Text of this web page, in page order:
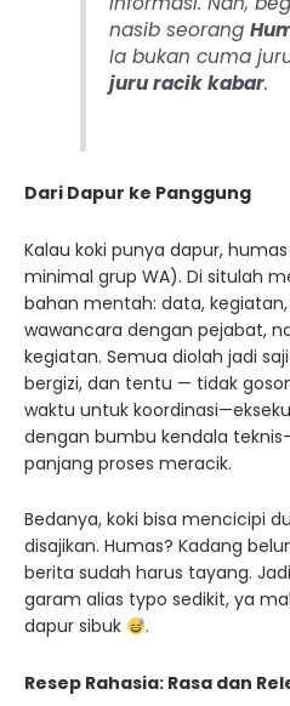
nasib seorang
Ia bukan cuma
juru racik kabar.
Dari Dapur ke Panggung
Kalau koki punya dapur,
minimal grup WA). Di situlah
bahan mentah: data, kegiatan,
wawancara dengan pejabat,
kegiatan. Semua diolah jadi
bergizi, dan tentu — tidak
waktu untuk
dengan bumbu kendala
panjang proses meracik.
Bedanya, koki bisa mencicipi
disajikan. Humas? Kadang
berita sudah harus tayang.
garam alias typo sedikit, ya
dapur sibuk
.
Resep Rahasia: Rasa dan